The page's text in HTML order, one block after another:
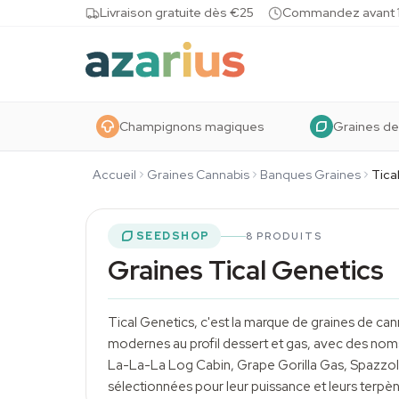
Skip to contentLivraison gratuite dès €25 Commandez avant
Champignons magiques Graines
Accueil Graines Cannabis Banques Graines
SEEDSHOP 8 PRODUITS
Graines Tical Genetics
Tical Genetics, c'est la marque de graines de
modernes au profil dessert et gas, avec des
La-La-La Log Cabin, Grape Gorilla Gas,
sélectionnées pour leur puissance et leurs